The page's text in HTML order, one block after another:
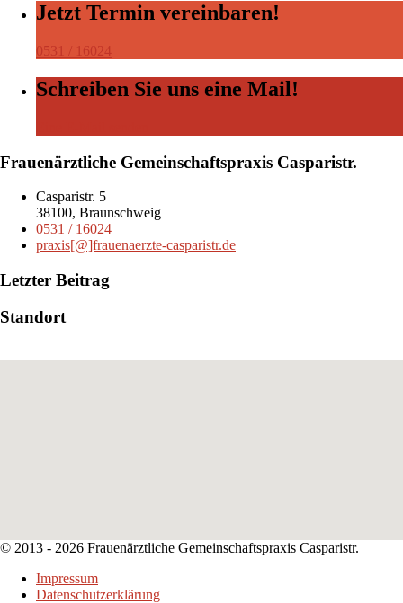
Jetzt Termin vereinbaren!
0531 / 16024
Schreiben Sie uns eine Mail!
Frauenärztliche Gemeinschaftspraxis Casparistr.
Casparistr. 5
38100, Braunschweig
0531 / 16024
praxis[@]frauenaerzte-casparistr.de
Letzter Beitrag
Standort
© 2013 - 2026 Frauenärztliche Gemeinschaftspraxis Casparistr.
Impressum
Datenschutzerklärung